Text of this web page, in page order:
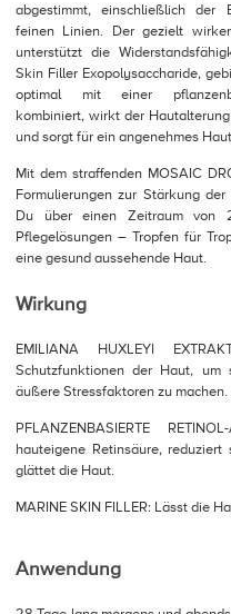
abgestimmt, einschließlich der
feinen Linien. Der gezielt
unterstützt die
Skin Filler Exopolysaccharide,
optimal mit einer
kombiniert, wirkt der
und sorgt für ein angenehmes
Mit dem straffenden MOSAIC
Formulierungen zur Stärkung
Du über einen Zeitraum von
Pflegelösungen – Tropfen für
eine gesund aussehende Haut.
Wirkung
EMILIANA HUXLEYI
Schutzfunktionen der Haut, um
äußere Stressfaktoren zu machen.
PFLANZENBASIERTE
hauteigene Retinsäure,
glättet die Haut.
MARINE SKIN FILLER: Lässt die
Anwendung